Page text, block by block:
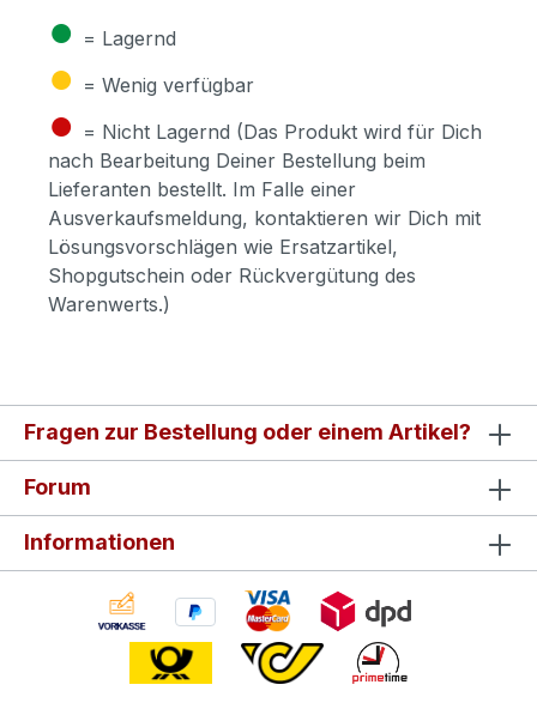
● = Lagernd
● = Wenig verfügbar
● = Nicht Lagernd (Das Produkt wird für Dich
nach Bearbeitung Deiner Bestellung beim
Lieferanten bestellt. Im Falle einer
Ausverkaufsmeldung, kontaktieren wir Dich mit
Lösungsvorschlägen wie Ersatzartikel,
Shopgutschein oder Rückvergütung des
Warenwerts.)
Fragen zur Bestellung oder einem Artikel?
Forum
Informationen